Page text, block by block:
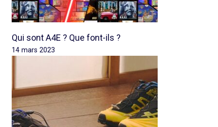
Qui sont A4E ? Que font-ils ?
14 mars 2023